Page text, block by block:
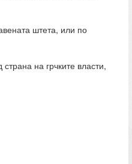
штета, или по
на грчките власти,